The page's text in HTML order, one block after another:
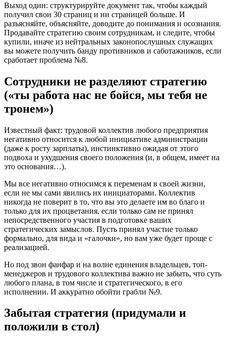
Выход один: структурируйте документ так, чтобы каждый
получил свои 30 страниц и ни страницей больше. И
разъясняйте, объясняйте, доводите до понимания и осознания.
Продавайте стратегию своим сотрудникам, и следите, чтобы
купили, иначе из нейтральных законопослушных служащих
вы можете получить банду противников и саботажников, если
сработает проблема №8.
Сотрудники не разделяют стратегию
(«ты работа нас не бойся, мы тебя не
тронем»)
Известный факт: трудовой коллектив любого предприятия
негативно относится к любой инициативе администрации
(даже к росту зарплаты), инстинктивно ожидая от этого
подвоха и ухудшения своего положения (и, в общем, имеет на
это основания…).
Мы все негативно относимся к переменам в своей жизни,
если не мы сами явились их инициаторами. Коллектив
никогда не поверит в то, что вы это делаете им во благо и
только для их процветания, если только сам не принял
непосредственного участия в подготовке ваших
стратегических замыслов. Пусть принял участие только
формально, для вида и «галочки», но вам уже будет проще с
реализацией.
Но под звон фанфар и на волне единения владельцев, топ-
менеджеров и трудового коллектива важно не забыть, что суть
любого плана, в том числе и стратегического, в его
исполнении. И аккуратно обойти грабли №9.
Забытая стратегия (придумали и
положили в стол)